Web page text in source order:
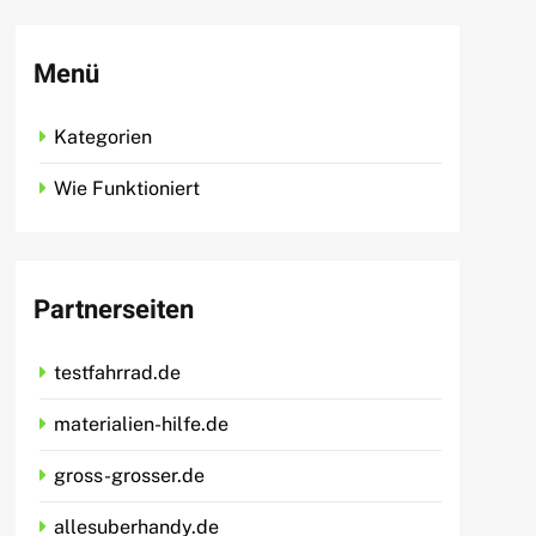
Menü
Kategorien
Wie Funktioniert
Partnerseiten
testfahrrad.de
materialien-hilfe.de
gross-grosser.de
allesuberhandy.de